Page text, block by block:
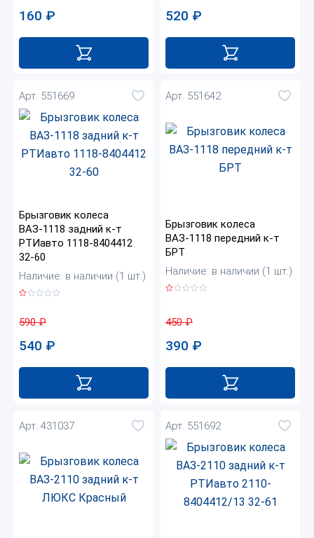
160 ₽ 520 ₽
Арт. 551669
Брызговик колеса
ВАЗ-1118 задний к-т
РТИавто 1118-8404412
32-60
Наличие: в наличии (1 шт.)
590₽
540 ₽
Арт. 551642
Брызговик колеса
ВАЗ-1118 передний к-т
БРТ
Наличие: в наличии (1 шт.)
450₽
390 ₽
Арт. 431037 Арт. 551692